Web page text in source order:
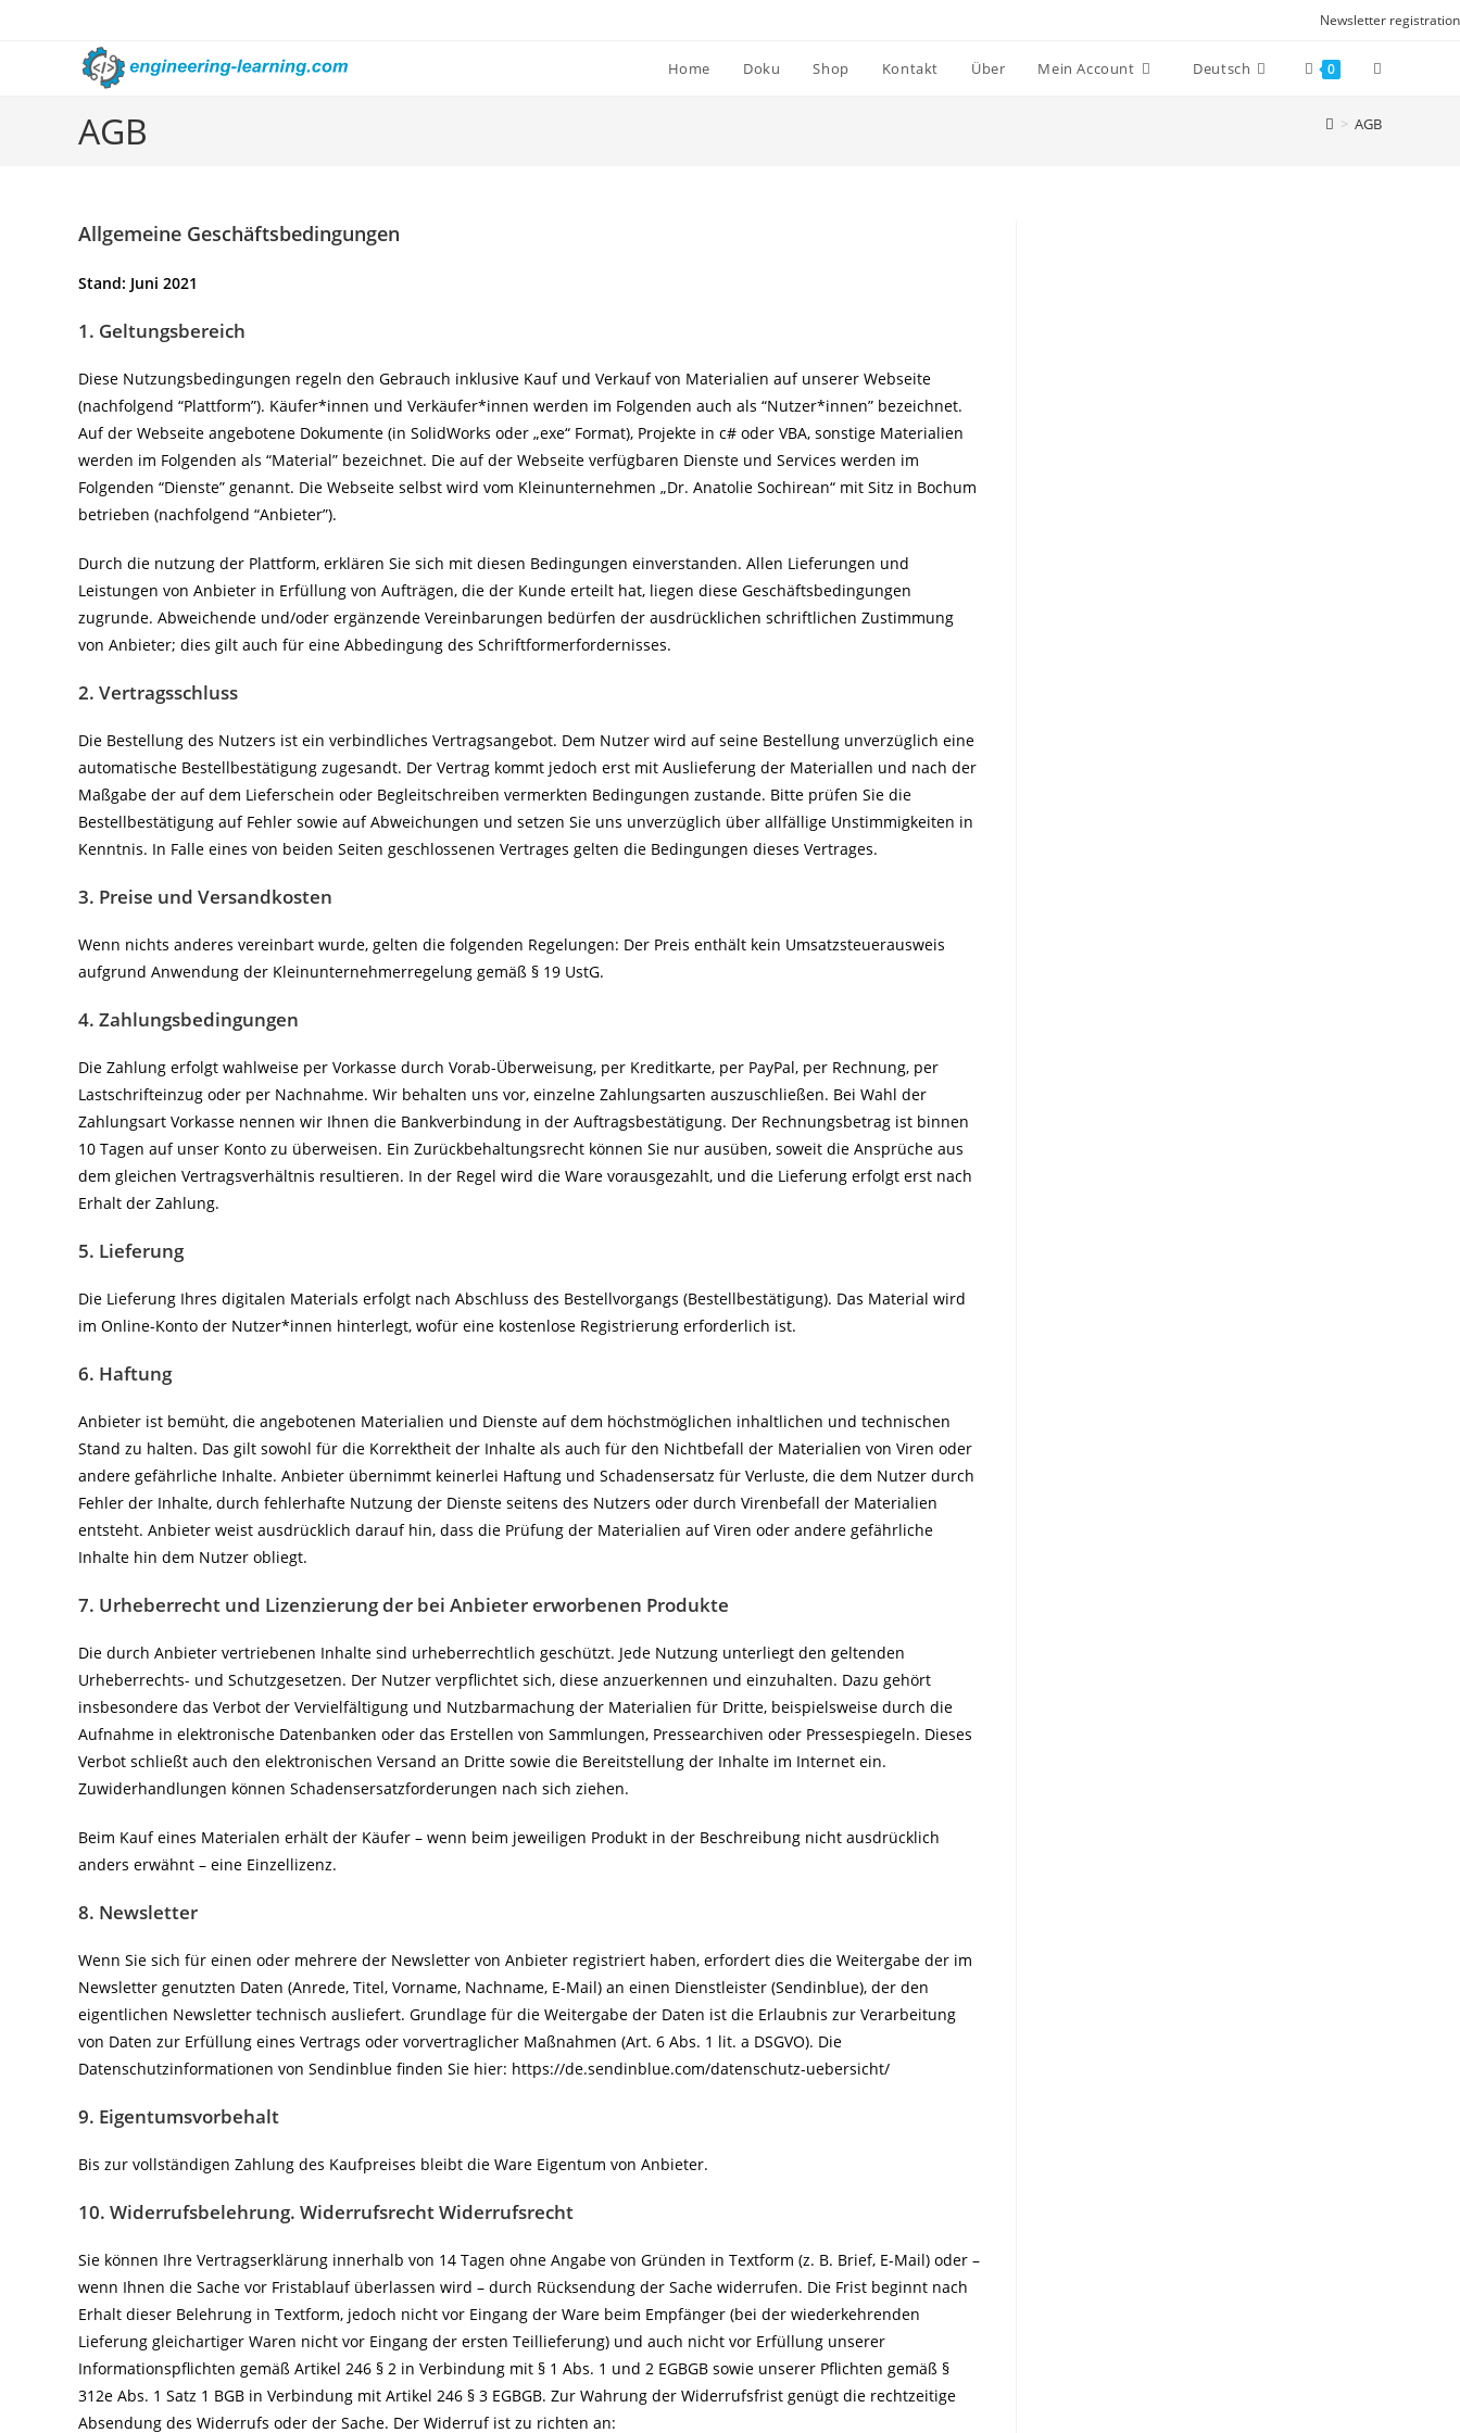
Newsletter registration
Home Doku Shop Kontakt Über Mein Account Deutsch 0 Website-
Suche
AGB > AGB
Allgemeine Geschäftsbedingungen
Stand: Juni 2021
1. Geltungsbereich
Diese Nutzungsbedingungen regeln den Gebrauch inklusive Kauf und Verkauf von Materialien auf unserer Webseite
(nachfolgend “Plattform”). Käufer*innen und Verkäufer*innen werden im Folgenden auch als “Nutzer*innen” bezeichnet.
Auf der Webseite angebotene Dokumente (in SolidWorks oder „exe“ Format), Projekte in c# oder VBA, sonstige Materialien
werden im Folgenden als “Material” bezeichnet. Die auf der Webseite verfügbaren Dienste und Services werden im
Folgenden “Dienste” genannt. Die Webseite selbst wird vom Kleinunternehmen „Dr. Anatolie Sochirean“ mit Sitz in Bochum
betrieben (nachfolgend “Anbieter”).
Durch die nutzung der Plattform, erklären Sie sich mit diesen Bedingungen einverstanden. Allen Lieferungen und
Leistungen von Anbieter in Erfüllung von Aufträgen, die der Kunde erteilt hat, liegen diese Geschäftsbedingungen
zugrunde. Abweichende und/oder ergänzende Vereinbarungen bedürfen der ausdrücklichen schriftlichen Zustimmung
von Anbieter; dies gilt auch für eine Abbedingung des Schriftformerfordernisses.
2. Vertragsschluss
Die Bestellung des Nutzers ist ein verbindliches Vertragsangebot. Dem Nutzer wird auf seine Bestellung unverzüglich eine
automatische Bestellbestätigung zugesandt. Der Vertrag kommt jedoch erst mit Auslieferung der Materiallen und nach der
Maßgabe der auf dem Lieferschein oder Begleitschreiben vermerkten Bedingungen zustande. Bitte prüfen Sie die
Bestellbestätigung auf Fehler sowie auf Abweichungen und setzen Sie uns unverzüglich über allfällige Unstimmigkeiten in
Kenntnis. In Falle eines von beiden Seiten geschlossenen Vertrages gelten die Bedingungen dieses Vertrages.
3. Preise und Versandkosten
Wenn nichts anderes vereinbart wurde, gelten die folgenden Regelungen: Der Preis enthält kein Umsatzsteuerausweis
aufgrund Anwendung der Kleinunternehmerregelung gemäß § 19 UstG.
4. Zahlungsbedingungen
Die Zahlung erfolgt wahlweise per Vorkasse durch Vorab-Überweisung, per Kreditkarte, per PayPal, per Rechnung, per
Lastschrifteinzug oder per Nachnahme. Wir behalten uns vor, einzelne Zahlungsarten auszuschließen. Bei Wahl der
Zahlungsart Vorkasse nennen wir Ihnen die Bankverbindung in der Auftragsbestätigung. Der Rechnungsbetrag ist binnen
10 Tagen auf unser Konto zu überweisen. Ein Zurückbehaltungsrecht können Sie nur ausüben, soweit die Ansprüche aus
dem gleichen Vertragsverhältnis resultieren. In der Regel wird die Ware vorausgezahlt, und die Lieferung erfolgt erst nach
Erhalt der Zahlung.
5. Lieferung
Die Lieferung Ihres digitalen Materials erfolgt nach Abschluss des Bestellvorgangs (Bestellbestätigung). Das Material wird
im Online-Konto der Nutzer*innen hinterlegt, wofür eine kostenlose Registrierung erforderlich ist.
6. Haftung
Anbieter ist bemüht, die angebotenen Materialien und Dienste auf dem höchstmöglichen inhaltlichen und technischen
Stand zu halten. Das gilt sowohl für die Korrektheit der Inhalte als auch für den Nichtbefall der Materialien von Viren oder
andere gefährliche Inhalte. Anbieter übernimmt keinerlei Haftung und Schadensersatz für Verluste, die dem Nutzer durch
Fehler der Inhalte, durch fehlerhafte Nutzung der Dienste seitens des Nutzers oder durch Virenbefall der Materialien
entsteht. Anbieter weist ausdrücklich darauf hin, dass die Prüfung der Materialien auf Viren oder andere gefährliche
Inhalte hin dem Nutzer obliegt.
7. Urheberrecht und Lizenzierung der bei Anbieter erworbenen Produkte
Die durch Anbieter vertriebenen Inhalte sind urheberrechtlich geschützt. Jede Nutzung unterliegt den geltenden
Urheberrechts- und Schutzgesetzen. Der Nutzer verpflichtet sich, diese anzuerkennen und einzuhalten. Dazu gehört
insbesondere das Verbot der Vervielfältigung und Nutzbarmachung der Materialien für Dritte, beispielsweise durch die
Aufnahme in elektronische Datenbanken oder das Erstellen von Sammlungen, Pressearchiven oder Pressespiegeln. Dieses
Verbot schließt auch den elektronischen Versand an Dritte sowie die Bereitstellung der Inhalte im Internet ein.
Zuwiderhandlungen können Schadensersatzforderungen nach sich ziehen.
Beim Kauf eines Materialen erhält der Käufer – wenn beim jeweiligen Produkt in der Beschreibung nicht ausdrücklich
anders erwähnt – eine Einzellizenz.
8. Newsletter
Wenn Sie sich für einen oder mehrere der Newsletter von Anbieter registriert haben, erfordert dies die Weitergabe der im
Newsletter genutzten Daten (Anrede, Titel, Vorname, Nachname, E-Mail) an einen Dienstleister (Sendinblue), der den
eigentlichen Newsletter technisch ausliefert. Grundlage für die Weitergabe der Daten ist die Erlaubnis zur Verarbeitung
von Daten zur Erfüllung eines Vertrags oder vorvertraglicher Maßnahmen (Art. 6 Abs. 1 lit. a DSGVO). Die
Datenschutzinformationen von Sendinblue finden Sie hier: https://de.sendinblue.com/datenschutz-uebersicht/
9. Eigentumsvorbehalt
Bis zur vollständigen Zahlung des Kaufpreises bleibt die Ware Eigentum von Anbieter.
10. Widerrufsbelehrung. WiderrufsrechtWiderrufsrecht
Sie können Ihre Vertragserklärung innerhalb von 14 Tagen ohne Angabe von Gründen in Textform (z. B. Brief, E-Mail) oder –
wenn Ihnen die Sache vor Fristablauf überlassen wird – durch Rücksendung der Sache widerrufen. Die Frist beginnt nach
Erhalt dieser Belehrung in Textform, jedoch nicht vor Eingang der Ware beim Empfänger (bei der wiederkehrenden
Lieferung gleichartiger Waren nicht vor Eingang der ersten Teillieferung) und auch nicht vor Erfüllung unserer
Informationspflichten gemäß Artikel 246 § 2 in Verbindung mit § 1 Abs. 1 und 2 EGBGB sowie unserer Pflichten gemäß §
312e Abs. 1 Satz 1 BGB in Verbindung mit Artikel 246 § 3 EGBGB. Zur Wahrung der Widerrufsfrist genügt die rechtzeitige
Absendung des Widerrufs oder der Sache. Der Widerruf ist zu richten an: